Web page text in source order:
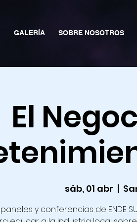
GALERÍA SOBRE NOSOTROS
El
sáb, 01 abr
  |
paneles y conferencias de ENDE